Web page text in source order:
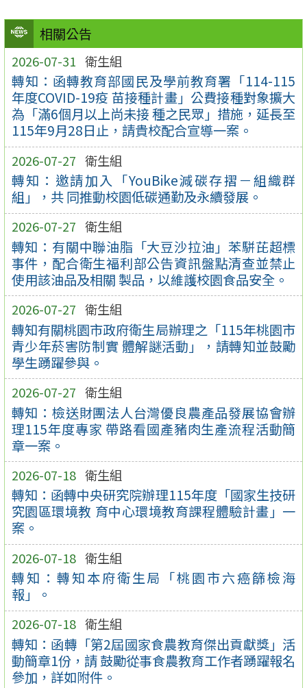
相關公告
2026-07-31 衛生組
轉知：函轉教育部國民及學前教育署「114-115
年度COVID-19疫 苗接種計畫」公費接種對象擴大
為「滿6個月以上尚未接 種之民眾」措施，延長至
115年9月28日止，請貴校配合宣導一案。
2026-07-27 衛生組
轉知：邀請加入「YouBike減碳存摺－組織群
組」，共 同推動校園低碳通勤及永續發展。
2026-07-27 衛生組
轉知：有關中聯油脂「大豆沙拉油」苯駢芘超標
事件，配合衛生福利部公告資訊盤點清查並禁止
使用該油品及相關 製品，以維護校園食品安全。
2026-07-27 衛生組
轉知有關桃園市政府衛生局辦理之「115年桃園市
青少年菸害防制實 體解謎活動」，請轉知並鼓勵
學生踴躍參與。
2026-07-27 衛生組
轉知：檢送財團法人台灣優良農產品發展協會辦
理115年度專家 帶路看國產豬肉生產流程活動簡
章一案。
2026-07-18 衛生組
轉知：函轉中央研究院辦理115年度「國家生技研
究園區環境教 育中心環境教育課程體驗計畫」一
案。
2026-07-18 衛生組
轉知：轉知本府衛生局「桃園市六癌篩檢海
報」。
2026-07-18 衛生組
轉知：函轉「第2屆國家食農教育傑出貢獻獎」活
動簡章1份，請 鼓勵從事食農教育工作者踴躍報名
參加，詳如附件。